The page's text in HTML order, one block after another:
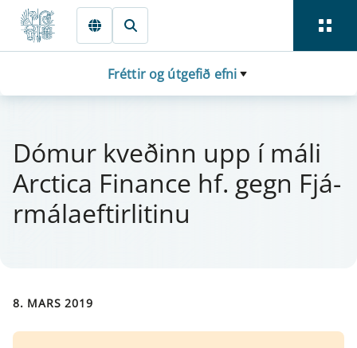
Fara beint í Meginmál
Fréttir og útgefið efni
Dóm­ur kveðinn upp í máli
Arctica Fi­n­ance hf. gegn Fjá­
r­mála­eft­i­r­lit­inu
8. MARS 2019